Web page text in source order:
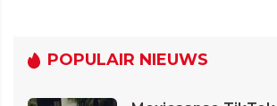
POPULAIR NIEUWS